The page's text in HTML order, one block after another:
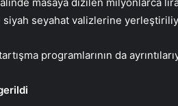
seyahat valizlerine
programlarının da